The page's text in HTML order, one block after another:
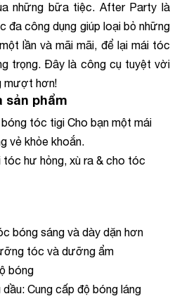
những bữa tiệc. After Party là
công dụng giúp loại bỏ những
lần và mãi mãi, để lại mái tóc
trọng. Đây là công cụ tuyệt vời
mượt hơn!
sản phẩm
tóc tigi Cho bạn một mái
vẻ khỏe khoắn.
hư hỏng, xù ra & cho tóc
bóng sáng và dày dặn hơn
tóc và dưỡng ẩm
bóng
Cung cấp độ bóng láng